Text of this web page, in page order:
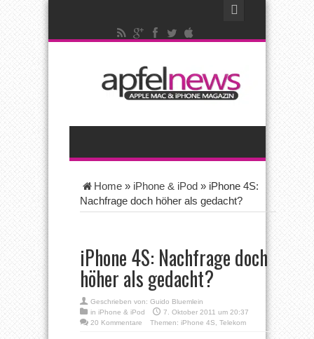
Home » iPhone & iPod » iPhone 4S:
Nachfrage doch höher als gedacht?
iPhone 4S: Nachfrage doch
höher als gedacht?
Geschrieben von: Guido Bluemlein
in iPhone & iPod
7. Oktober 2011 um 20:37
20 Kommentare
Themen: iPhone 4S Telekom